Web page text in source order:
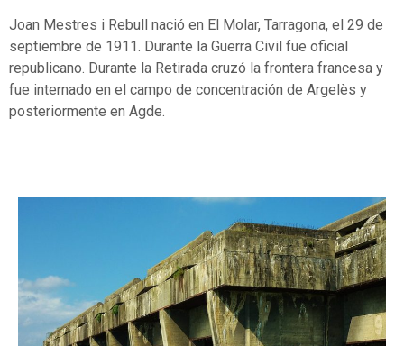
Joan Mestres i Rebull nació en El Molar, Tarragona, el 29 de
septiembre de 1911. Durante la Guerra Civil fue oficial
republicano. Durante la Retirada cruzó la frontera francesa y
fue internado en el campo de concentración de Argelès y
posteriormente en Agde.